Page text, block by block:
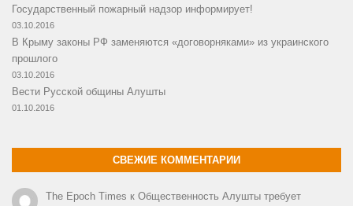
Государственный пожарный надзор информирует!
03.10.2016
В Крыму законы РФ заменяются «договорняками» из украинского
прошлого
03.10.2016
Вести Русской общины Алушты
01.10.2016
СВЕЖИЕ КОММЕНТАРИИ
The Epoch Times к Общественность Алушты требует